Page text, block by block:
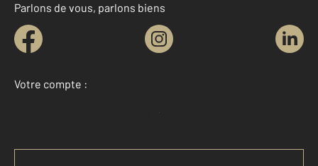
Parlons de vous, parlons biens
Votre compte :
Accéder à mon compte